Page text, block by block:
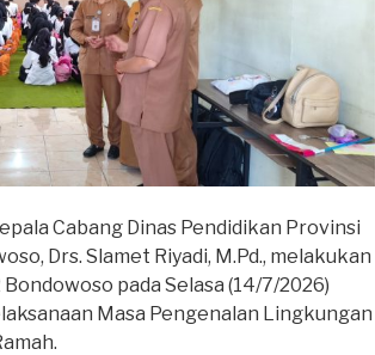
Cabang Dinas Pendidikan Provinsi
Drs. Slamet Riyadi, M.Pd., melakukan
pada Selasa (14/7/2026)
Masa Pengenalan Lingkungan